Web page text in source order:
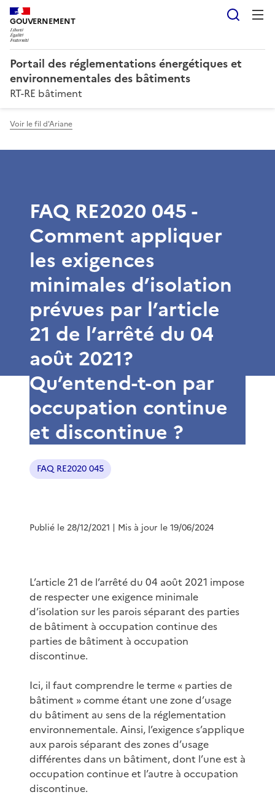
GOUVERNEMENT
Portail des réglementations énergétiques et
environnementales des bâtiments
RT-RE bâtiment
Voir le fil d'Ariane
FAQ RE2020 045 -
Comment appliquer
les exigences
minimales d’isolation
prévues par l’article
21 de l’arrêté du 04
août 2021?
Qu’entend-t-on par
occupation continue
et discontinue ?
FAQ RE2020 045
Publié le 28/12/2021 | Mis à jour le 19/06/2024
L’article 21 de l’arrêté du 04 août 2021 impose
de respecter une exigence minimale
d’isolation sur les parois séparant des parties
de bâtiment à occupation continue des
parties de bâtiment à occupation
discontinue.
Ici, il faut comprendre le terme « parties de
bâtiment » comme étant une zone d’usage
du bâtiment au sens de la réglementation
environnementale. Ainsi, l’exigence s’applique
aux parois séparant des zones d’usage
différentes dans un bâtiment, dont l’une est à
occupation continue et l’autre à occupation
discontinue.